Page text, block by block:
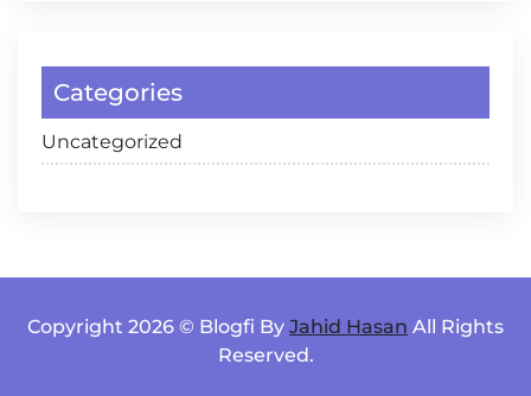
Categories
Uncategorized
Copyright 2026 © Blogfi By Jahid Hasan All Rights
Reserved.